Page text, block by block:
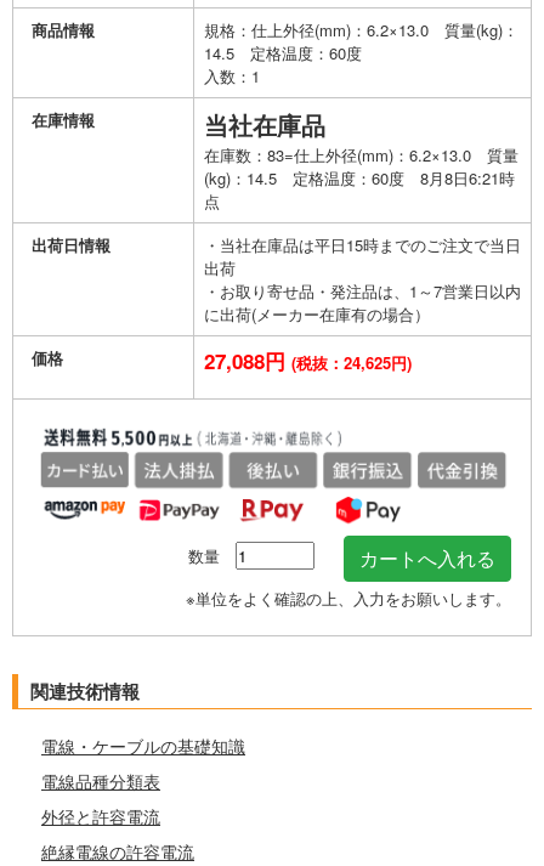
商品情報
規格：仕上外径(mm)：6.2×13.0 質量(kg)：
14.5 定格温度：60度
入数：1
在庫情報
当社在庫品
在庫数：83=仕上外径(mm)：6.2×13.0 質量
(kg)：14.5 定格温度：60度 8月8日6:21時
点
出荷日情報
・当社在庫品は平日15時までのご注文で当日
出荷
・お取り寄せ品・発注品は、1～7営業日以内
に出荷(メーカー在庫有の場合）
価格
27,088円 (税抜：24,625円)
数量
※単位をよく確認の上、入力をお願いします。
関連技術情報
電線・ケーブルの基礎知識
電線品種分類表
外径と許容電流
絶縁電線の許容電流